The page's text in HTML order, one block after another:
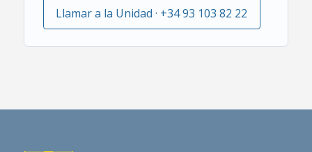
Llamar a la Unidad · +34 93 103 82 22